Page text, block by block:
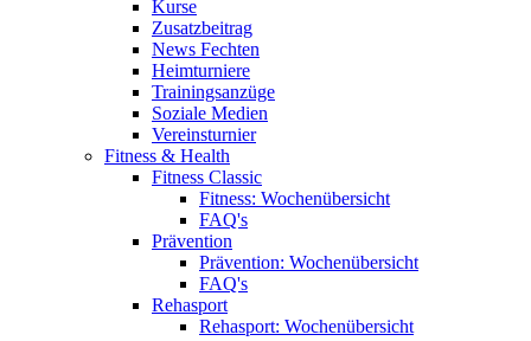
Kurse
Zusatzbeitrag
News Fechten
Heimturniere
Trainingsanzüge
Soziale Medien
Vereinsturnier
Fitness & Health
Fitness Classic
Fitness: Wochenübersicht
FAQ's
Prävention
Prävention: Wochenübersicht
FAQ's
Rehasport
Rehasport: Wochenübersicht